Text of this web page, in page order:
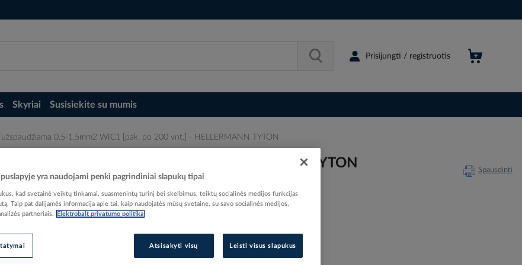
Prisijungti / registruotis
Skyriai Susisiekite su mumis
0.5-1.5mm2 WIC1 [pak. po 200 vnt.] - HELLERMANN TYTON
WIC1 [pak. po 200 vnt.] - HELLERMANN TYTON Spausdinti
Elektrobalt prekės kodas
518962
Gamintojo prekės kodas
561-01024
yra naudojami penki pagrindiniai slapukų tipai
kad svetainė veiktų tinkamai, suasmenintų turinį bei skelbimus, teiktų socialinės medijos funkcijas
Taip pat dalijamės informacija apie tai, kaip naudojatės mūsų svetaine, su savo socialinės medijos,
partneriais.
Elektrobalt privatumo politika
Atsisakyti visų Leisti visus slapukus